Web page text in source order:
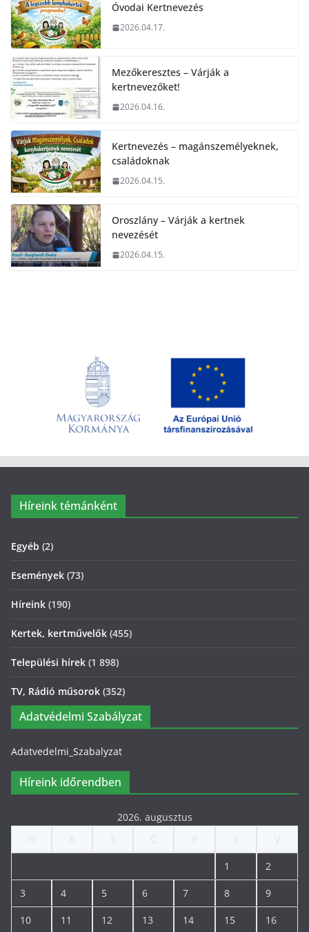
Óvodai Kertnevezés
2026.04.17.
Mezőkeresztes – Várják a
kertnevezőket!
2026.04.16.
Kertnevezés – magánszemélyeknek,
családoknak
2026.04.15.
Oroszlány – Várják a kertnek
nevezését
2026.04.15.
Híreink témánként
Egyéb (2)
Események (73)
Híreink (190)
Kertek, kertművelők (455)
Települési hírek (1 898)
TV, Rádió műsorok (352)
Adatvédelmi Szabályzat
Adatvedelmi_Szabalyzat
Híreink időrendben
2026. augusztus
1 2
3 4 5 6 7 8 9
10 11 12 13 14 15 16